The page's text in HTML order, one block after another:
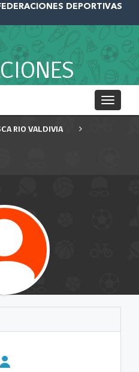
DEPORTIVAS
Toggle
RIO VALDIVIA